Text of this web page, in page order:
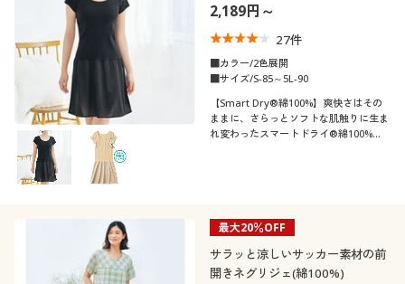
2,189円～
27件
■カラー/2色展開
■サイズ/S-85～5L-90
【Smart Dry®綿100%】爽快さはその
ままに、さらっとソフトな肌触りに生ま
れ変わったスマートドライ®綿100%。
最大20％OFF
サラッと涼しいサッカー素材の前
開きネグリジェ(綿100%)